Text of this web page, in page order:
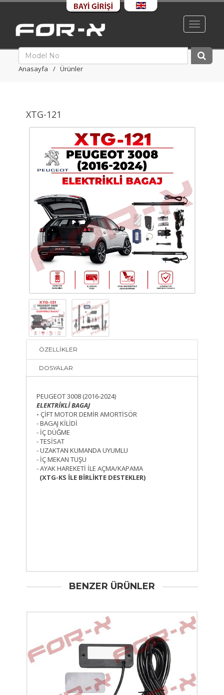
Toggle
Anasayfa Ürünler
XTG-121
ÖZELLİKLER
DOSYALAR
PEUGEOT 3008 (2016-2024)
ELEKTRİKLİ BAGAJ
- ÇİFT MOTOR DEMİR AMORTİSÖR
- BAGAJ KİLİDİ
- İÇ DÜĞME
- TESİSAT
- UZAKTAN KUMANDA UYUMLU
- İÇ MEKAN TUŞU
- AYAK HAREKETİ İLE AÇMA/KAPAMA
(XTG-KS İLE BİRLİKTE DESTEKLER)
BENZER ÜRÜNLER